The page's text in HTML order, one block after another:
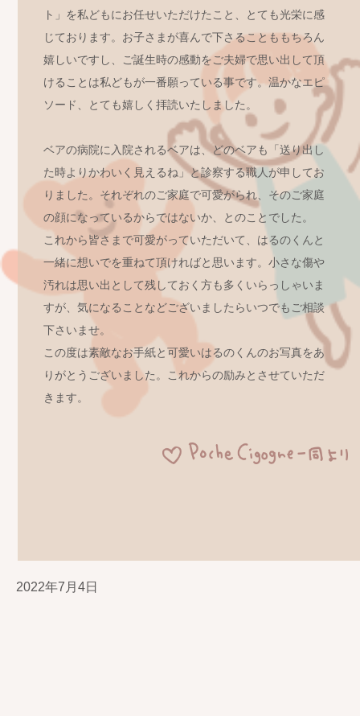
ト」を私どもにお任せいただけたこと、とても光栄に感
じております。お子さまが喜んで下さることももちろん
嬉しいですし、ご誕生時の感動をご夫婦で思い出して頂
けることは私どもが一番願っている事です。温かなエピ
ソード、とても嬉しく拝読いたしました。
ベアの病院に入院されるベアは、どのベアも「送り出し
た時よりかわいく見えるね」と診察する職人が申してお
りました。それぞれのご家庭で可愛がられ、そのご家庭
の顔になっているからではないか、とのことでした。
これから皆さまで可愛がっていただいて、はるのくんと
一緒に想いでを重ねて頂ければと思います。小さな傷や
汚れは思い出として残しておく方も多くいらっしゃいま
すが、気になることなどございましたらいつでもご相談
下さいませ。
この度は素敵なお手紙と可愛いはるのくんのお写真をあ
りがとうございました。これからの励みとさせていただ
きます。
2022年7月4日